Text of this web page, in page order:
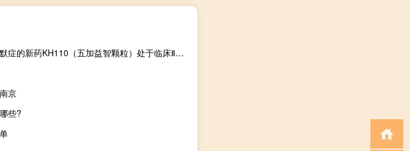
康弘药业：治疗阿兹海默症的新药KH110（五加益智颗粒）处于临床Ⅱ期阶段
京
些?